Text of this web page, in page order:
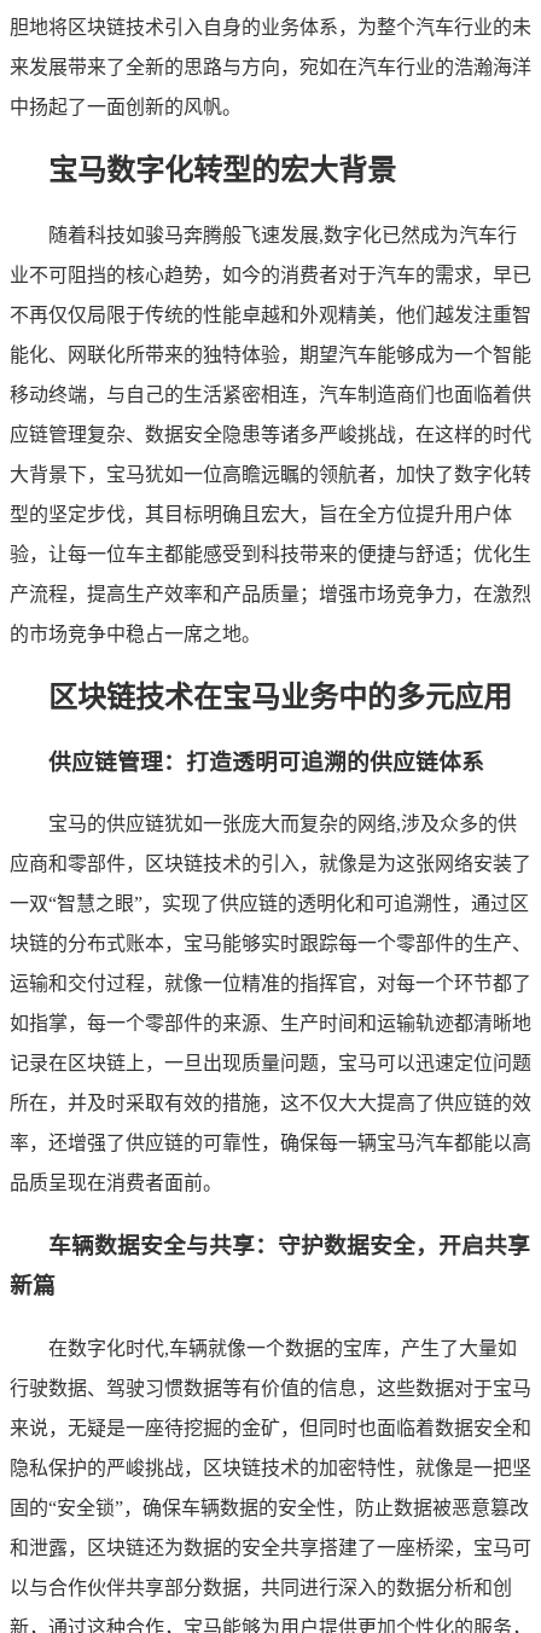
胆地将区块链技术引入自身的业务体系，为整个汽车行业的未
来发展带来了全新的思路与方向，宛如在汽车行业的浩瀚海洋
中扬起了一面创新的风帆。
宝马数字化转型的宏大背景
随着科技如骏马奔腾般飞速发展,数字化已然成为汽车行
业不可阻挡的核心趋势，如今的消费者对于汽车的需求，早已
不再仅仅局限于传统的性能卓越和外观精美，他们越发注重智
能化、网联化所带来的独特体验，期望汽车能够成为一个智能
移动终端，与自己的生活紧密相连，汽车制造商们也面临着供
应链管理复杂、数据安全隐患等诸多严峻挑战，在这样的时代
大背景下，宝马犹如一位高瞻远瞩的领航者，加快了数字化转
型的坚定步伐，其目标明确且宏大，旨在全方位提升用户体
验，让每一位车主都能感受到科技带来的便捷与舒适；优化生
产流程，提高生产效率和产品质量；增强市场竞争力，在激烈
的市场竞争中稳占一席之地。
区块链技术在宝马业务中的多元应用
供应链管理：打造透明可追溯的供应链体系
宝马的供应链犹如一张庞大而复杂的网络,涉及众多的供
应商和零部件，区块链技术的引入，就像是为这张网络安装了
一双“智慧之眼”，实现了供应链的透明化和可追溯性，通过区
块链的分布式账本，宝马能够实时跟踪每一个零部件的生产、
运输和交付过程，就像一位精准的指挥官，对每一个环节都了
如指掌，每一个零部件的来源、生产时间和运输轨迹都清晰地
记录在区块链上，一旦出现质量问题，宝马可以迅速定位问题
所在，并及时采取有效的措施，这不仅大大提高了供应链的效
率，还增强了供应链的可靠性，确保每一辆宝马汽车都能以高
品质呈现在消费者面前。
车辆数据安全与共享：守护数据安全，开启共享
新篇
在数字化时代,车辆就像一个数据的宝库，产生了大量如
行驶数据、驾驶习惯数据等有价值的信息，这些数据对于宝马
来说，无疑是一座待挖掘的金矿，但同时也面临着数据安全和
隐私保护的严峻挑战，区块链技术的加密特性，就像是一把坚
固的“安全锁”，确保车辆数据的安全性，防止数据被恶意篡改
和泄露，区块链还为数据的安全共享搭建了一座桥梁，宝马可
以与合作伙伴共享部分数据，共同进行深入的数据分析和创
新，通过这种合作，宝马能够为用户提供更加个性化的服务，